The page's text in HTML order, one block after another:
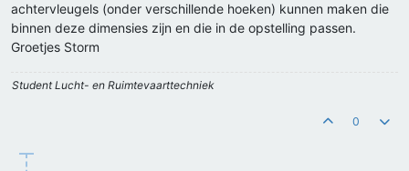
achtervleugels (onder verschillende hoeken) kunnen maken die
binnen deze dimensies zijn en die in de opstelling passen.
Groetjes Storm
Student Lucht- en Ruimtevaarttechniek
0